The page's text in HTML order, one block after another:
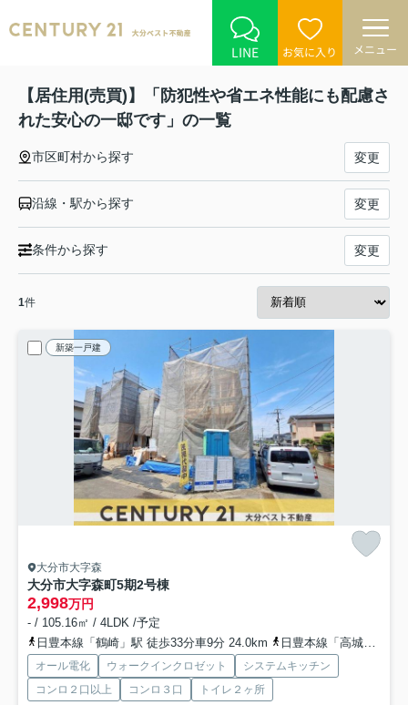
LINE お気に入り メニュー
【居住用(売買)】「防犯性や省エネ性能にも配慮さ
れた安心の一邸です」の一覧
市区町村から探す 変更
沿線・駅から探す 変更
条件から探す 変更
1件
新築一戸建
大分市大字森
大分市大字森町5期2号棟
2,998万円
- / 105.16㎡ / 4LDK /予定
日豊本線「鶴崎」駅 徒歩33分車9分 24.0km
日豊本線「高城」駅 徒歩53分車10分 4.0km
オール電化 ウォークインクロゼット
システムキッチン
コンロ２口以上
コンロ３口
トイレ２ヶ所